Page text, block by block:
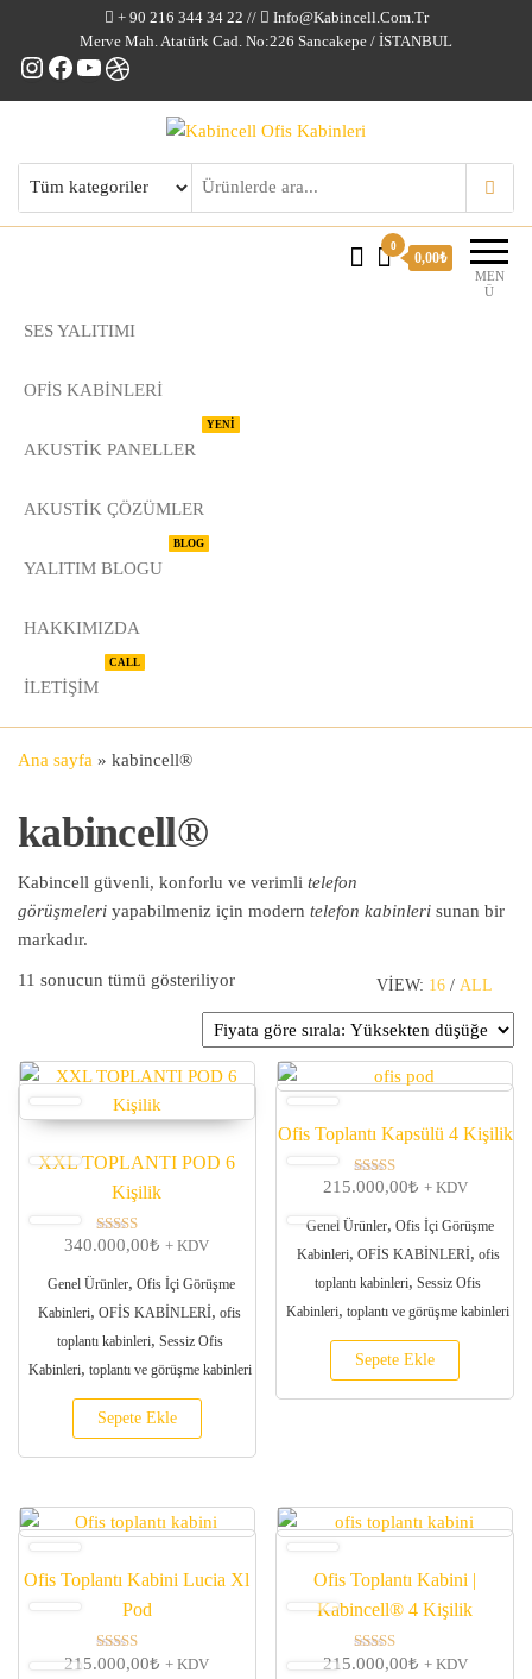
+ 90 216 344 34 22 //
Info@kabincell.com.tr
Merve Mah. Atatürk Cad. No:226 Sancakepe / İSTANBUL
Instagram
Facebook
YouTube
Dribbble
Kabincell Ofis Kabinleri
MEN
Ü
0
0,00₺
SES YALITIMI
OFİS KABİNLERİ
AKUSTİK PANELLER
YENİ
AKUSTIK ÇÖZÜMLER
YALITIM BLOGU
BLOG
HAKKIMIZDA
İLETIŞIM
CALL
Ana sayfa » kabincell®
kabincell®
Kabincell güvenli, konforlu ve verimli telefon
görüşmeleri yapabilmeniz için modern telefon kabinleri sunan bir
markadır.
VIEW: 16 / ALL
11 sonucun tümü gösteriliyorFiyata göre sıralandı: yüksekten düşüğe
XXL TOPLANTI POD 6
Kişilik
5 üzerinden
oy aldı
340.000,00₺ + KDV
Genel Ürünler, Ofis İçi Görüşme
Kabinleri, OFİS KABİNLERİ, ofis
toplantı kabinleri, Sessiz Ofis
Kabinleri, toplantı ve görüşme kabinleri
Sepete Ekle
Ofis Toplantı Kapsülü 4 Kişilik
5 üzerinden
oy aldı
215.000,00₺ + KDV
Genel Ürünler, Ofis İçi Görüşme
Kabinleri, OFİS KABİNLERİ, ofis
toplantı kabinleri, Sessiz Ofis
Kabinleri, toplantı ve görüşme kabinleri
Sepete Ekle
Ofis Toplantı Kabini Lucia Xl
Pod
5 üzerinden
215.000,00₺ + KDV
Ofis Toplantı Kabini |
Kabincell® 4 Kişilik
5 üzerinden
215.000,00₺ + KDV